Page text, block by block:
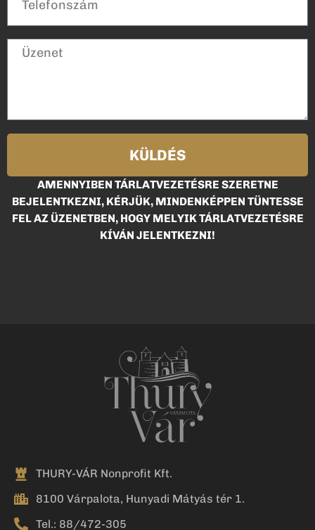
KÜLDÉS
AMENNYIBEN TÁRLATVEZETÉSRE SZERETNE
BEJELENTKEZNI, KÉRJÜK, MINDENKÉPPEN TÜNTESSE
FEL AZ ÜZENETBEN, HOGY MELYIK TÁRLATVEZETÉSRE
KÍVÁN JELENTKEZNI!
THURY-VÁR Nonprofit Kft.
8100 Várpalota, Hunyadi Mátyás tér 1.
Tel.: 88/472-305